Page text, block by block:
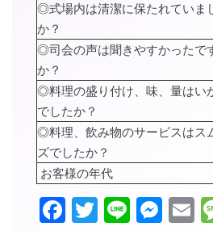
◎式場内は清潔に保たれていま
か？
◎司会の声は聞きやすかったで
か？
◎料理の盛り付け、味、量はい
でしたか？
◎料理、飲み物のサービスはス
ズでしたか？
お客様の年代
Facebook
Twitter
Line